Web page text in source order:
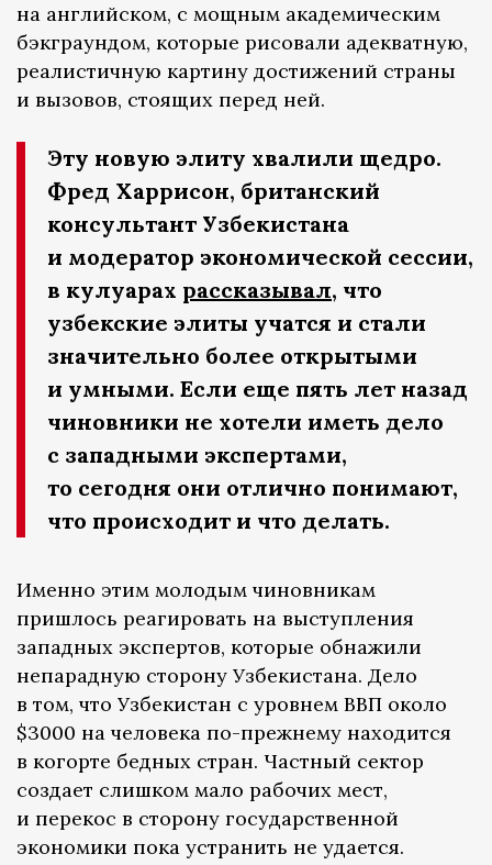
на английском, с мощным академическим
бэкграундом, которые рисовали адекватную,
реалистичную картину достижений страны
и вызовов, стоящих перед ней.
Эту новую элиту хвалили щедро.
Фред Харрисон, британский
консультант Узбекистана
и модератор экономической сессии,
в кулуарах рассказывал, что
узбекские элиты учатся и стали
значительно более открытыми
и умными. Если еще пять лет назад
чиновники не хотели иметь дело
с западными экспертами,
то сегодня они отлично понимают,
что происходит и что делать.
Именно этим молодым чиновникам
пришлось реагировать на выступления
западных экспертов, которые обнажили
непарадную сторону Узбекистана. Дело
в том, что Узбекистан с уровнем ВВП около
$3000 на человека по-прежнему находится
в когорте бедных стран. Частный сектор
создает слишком мало рабочих мест,
и перекос в сторону государственной
экономики пока устранить не удается.